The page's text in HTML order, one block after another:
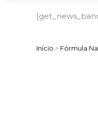
Início > Fórmula